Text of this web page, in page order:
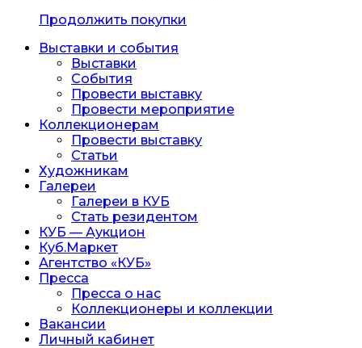
Продолжить покупки
Выставки и события
Выставки
События
Провести выставку
Провести мероприятие
Коллекционерам
Провести выставку
Статьи
Художникам
Галереи
Галереи в КУБ
Стать резидентом
КУБ — Аукцион
Куб.Маркет
Агентство «КУБ»
Пресса
Пресса о нас
Коллекционеры и коллекции
Вакансии
Личный кабинет